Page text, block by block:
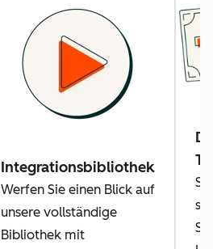
Integrationsbibliothek
Werfen Sie einen Blick auf
unsere vollständige
Bibliothek mit